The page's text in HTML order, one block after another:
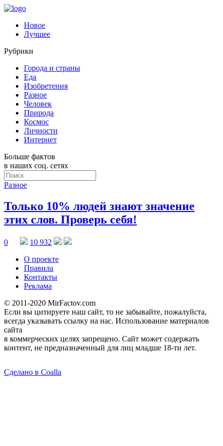
Новое
Лучшее
Рубрики
Города и страны
Еда
Изобретения
Разное
Человек
Природа
Космос
Личности
Интернет
Больше фактов
в наших соц. сетях
Разное
Только 10% людей знают значение
этих слов. Проверь себя!
0
10 932
О проекте
Правила
Контакты
Реклама
© 2011-2020 MirFactov.com
Если вы цитируете наш сайт, то не забывайте, пожалуйста,
всегда указывать ссылку на нас. Использование материалов
сайта
в коммерческих целях запрещено. Сайт может содержать
контент, не предназначенный для лиц младше 18-ти лет.
Сделано в Coalla